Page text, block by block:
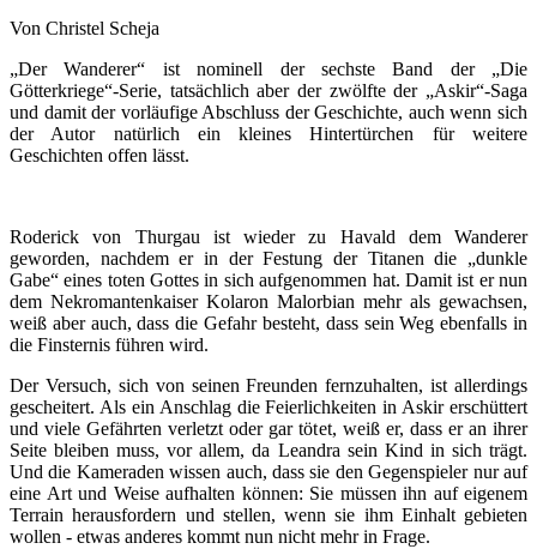
Von Christel Scheja
„Der Wanderer“ ist nominell der sechste Band der „Die
Götterkriege“-Serie, tatsächlich aber der zwölfte der „Askir“-Saga
und damit der vorläufige Abschluss der Geschichte, auch wenn sich
der Autor natürlich ein kleines Hintertürchen für weitere
Geschichten offen lässt.
Roderick von Thurgau ist wieder zu Havald dem Wanderer
geworden, nachdem er in der Festung der Titanen die „dunkle
Gabe“ eines toten Gottes in sich aufgenommen hat. Damit ist er nun
dem Nekromantenkaiser Kolaron Malorbian mehr als gewachsen,
weiß aber auch, dass die Gefahr besteht, dass sein Weg ebenfalls in
die Finsternis führen wird.
Der Versuch, sich von seinen Freunden fernzuhalten, ist allerdings
gescheitert. Als ein Anschlag die Feierlichkeiten in Askir erschüttert
und viele Gefährten verletzt oder gar tötet, weiß er, dass er an ihrer
Seite bleiben muss, vor allem, da Leandra sein Kind in sich trägt.
Und die Kameraden wissen auch, dass sie den Gegenspieler nur auf
eine Art und Weise aufhalten können: Sie müssen ihn auf eigenem
Terrain herausfordern und stellen, wenn sie ihm Einhalt gebieten
wollen - etwas anderes kommt nun nicht mehr in Frage.